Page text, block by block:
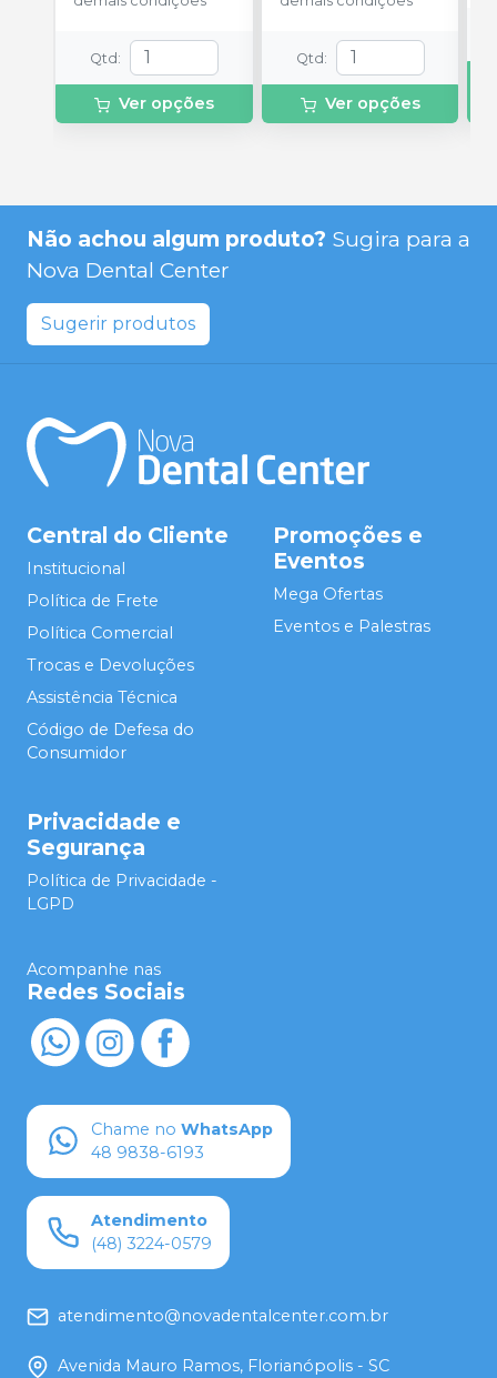
Qtd :
Ver opções
Qtd :
Ver opções
Não achou algum produto? Sugira para a
Nova Dental Center
Sugerir produtos
Central do Cliente
Institucional
Política de Frete
Política Comercial
Trocas e Devoluções
Assistência Técnica
Código de Defesa do
Consumidor
Promoções e
Eventos
Mega Ofertas
Eventos e Palestras
Privacidade e
Segurança
Política de Privacidade -
LGPD
Acompanhe nas
Redes Sociais
Chame no WhatsApp
48 9838-6193
Atendimento
(48) 3224-0579
atendimento@novadentalcenter.com.br
Avenida Mauro Ramos, Florianópolis - SC